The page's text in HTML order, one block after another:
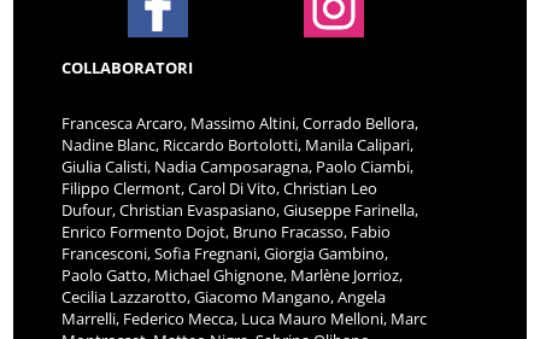
COLLABORATORI
Francesca Arcaro, Massimo Altini, Corrado Bellora,
Nadine Blanc, Riccardo Bortolotti, Manila Calipari,
Giulia Calisti, Nadia Camposaragna, Paolo Ciambi,
Filippo Clermont, Carol Di Vito, Christian Leo
Dufour, Christian Evaspasiano, Giuseppe Farinella,
Enrico Formento Dojot, Bruno Fracasso, Fabio
Francesconi, Sofia Fregnani, Giorgia Gambino,
Paolo Gatto, Michael Ghignone, Marlène Jorrioz,
Cecilia Lazzarotto, Giacomo Mangano, Angela
Marrelli, Federico Mecca, Luca Mauro Melloni, Marc